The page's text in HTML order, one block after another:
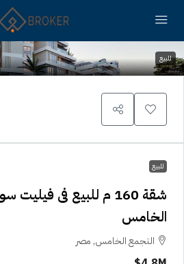
للبيع
للبيع
شقة 160 م للبيع فى
الخامس
التجمع الخامس, مصر